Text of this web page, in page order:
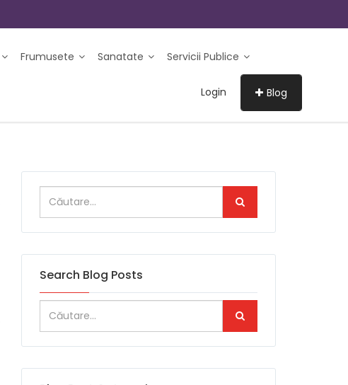
Frumusete Sanatate Servicii Publice
Login Blog
Search Blog Posts